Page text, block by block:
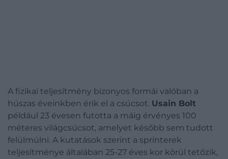
A fizikai teljesítmény bizonyos formái valóban a
húszas éveinkben érik el a csúcsot. Usain Bolt
például 23 évesen futotta a máig érvényes 100
méteres világcsúcsot, amelyet később sem tudott
felülmúlni. A kutatások szerint a sprinterek
teljesítménye általában 25-27 éves kor körül tetőzik,